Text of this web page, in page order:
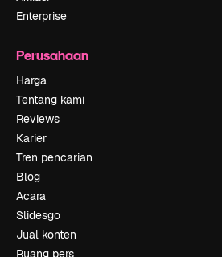
Enterprise
Perusahaan
Harga
Tentang kami
Reviews
Karier
Tren pencarian
Blog
Acara
Slidesgo
Jual konten
Ruang pers